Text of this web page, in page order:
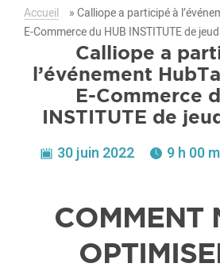
Accueil »Calliope a participé à
E-Commerce du HUB INSTITUTE de
Calliope a
l’événement
E-Commerce
INSTITUTE de
30 juin 2022
9 h 00
COMMENT